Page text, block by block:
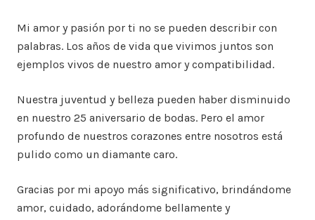
Mi amor y pasión por ti no se pueden describir con
palabras. Los años de vida que vivimos juntos son
ejemplos vivos de nuestro amor y compatibilidad.
Nuestra juventud y belleza pueden haber disminuido
en nuestro 25 aniversario de bodas. Pero el amor
profundo de nuestros corazones entre nosotros está
pulido como un diamante caro.
Gracias por mi apoyo más significativo, brindándome
amor, cuidado, adorándome bellamente y